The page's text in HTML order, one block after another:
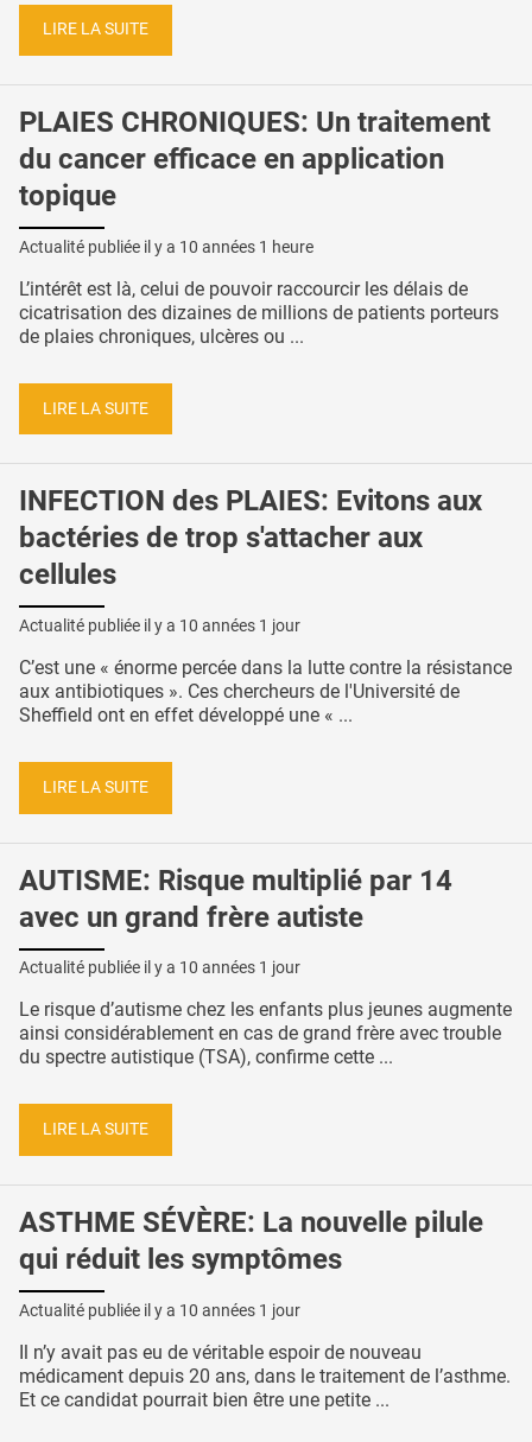
LIRE LA SUITE
PLAIES CHRONIQUES: Un traitement
du cancer efficace en application
topique
Actualité publiée il y a 10 années 1 heure
L’intérêt est là, celui de pouvoir raccourcir les délais de
cicatrisation des dizaines de millions de patients porteurs
de plaies chroniques, ulcères ou ...
LIRE LA SUITE
INFECTION des PLAIES: Evitons aux
bactéries de trop s'attacher aux
cellules
Actualité publiée il y a 10 années 1 jour
C’est une « énorme percée dans la lutte contre la résistance
aux antibiotiques ». Ces chercheurs de l'Université de
Sheffield ont en effet développé une « ...
LIRE LA SUITE
AUTISME: Risque multiplié par 14
avec un grand frère autiste
Actualité publiée il y a 10 années 1 jour
Le risque d’autisme chez les enfants plus jeunes augmente
ainsi considérablement en cas de grand frère avec trouble
du spectre autistique (TSA), confirme cette ...
LIRE LA SUITE
ASTHME SÉVÈRE: La nouvelle pilule
qui réduit les symptômes
Actualité publiée il y a 10 années 1 jour
Il n’y avait pas eu de véritable espoir de nouveau
médicament depuis 20 ans, dans le traitement de l’asthme.
Et ce candidat pourrait bien être une petite ...